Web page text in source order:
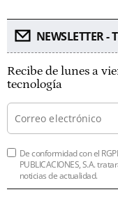
NEWSLETTER -
Recibe de lunes a
tecnología
De conformidad con el
PUBLICACIONES, S.A.
noticias de actualidad.